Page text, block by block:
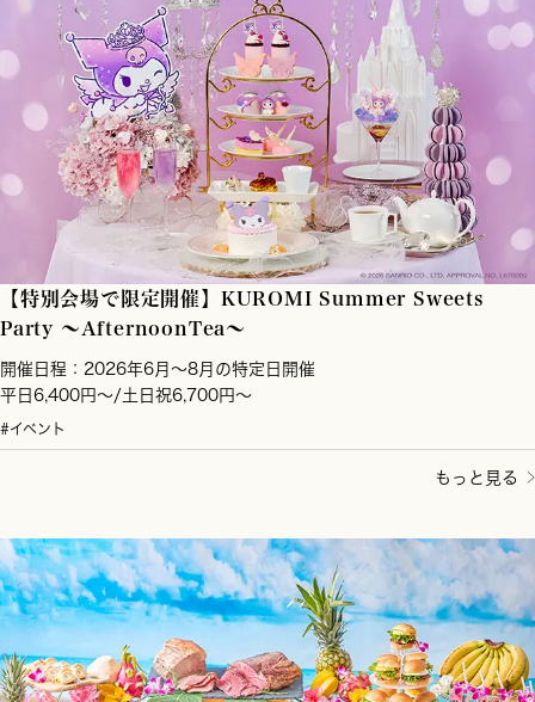
【特別会場で限定開催】KUROMI Summer Sweets
Party ～AfternoonTea～
開催日程：2026年6月～8月の特定日開催
平日6,400円～/土日祝6,700円～
#イベント
もっと見る